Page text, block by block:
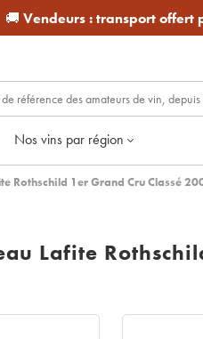
🚚 Vendeurs :transport offert
Nos vins par région
Rothschild 1er Grand Cru Classé
Lafite